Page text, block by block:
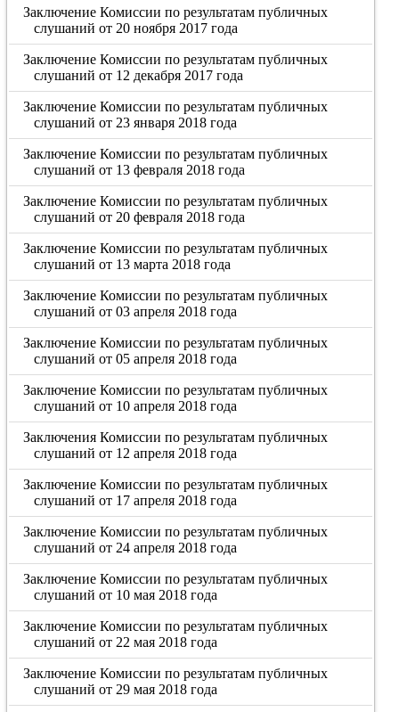
Заключение Комиссии по результатам публичных
слушаний от 20 ноября 2017 года
Заключение Комиссии по результатам публичных
слушаний от 12 декабря 2017 года
Заключение Комиссии по результатам публичных
слушаний от 23 января 2018 года
Заключение Комиссии по результатам публичных
слушаний от 13 февраля 2018 года
Заключение Комиссии по результатам публичных
слушаний от 20 февраля 2018 года
Заключение Комиссии по результатам публичных
слушаний от 13 марта 2018 года
Заключение Комиссии по результатам публичных
слушаний от 03 апреля 2018 года
Заключение Комиссии по результатам публичных
слушаний от 05 апреля 2018 года
Заключение Комиссии по результатам публичных
слушаний от 10 апреля 2018 года
Заключения Комиссии по результатам публичных
слушаний от 12 апреля 2018 года
Заключение Комиссии по результатам публичных
слушаний от 17 апреля 2018 года
Заключение Комиссии по результатам публичных
слушаний от 24 апреля 2018 года
Заключение Комиссии по результатам публичных
слушаний от 10 мая 2018 года
Заключение Комиссии по результатам публичных
слушаний от 22 мая 2018 года
Заключение Комиссии по результатам публичных
слушаний от 29 мая 2018 года